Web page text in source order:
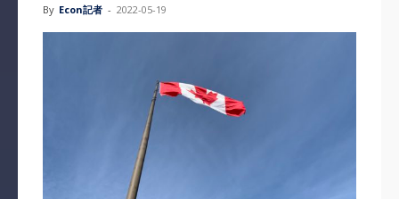
By Econ記者 - 2022-05-19